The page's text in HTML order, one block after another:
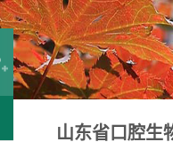
山东省口腔生